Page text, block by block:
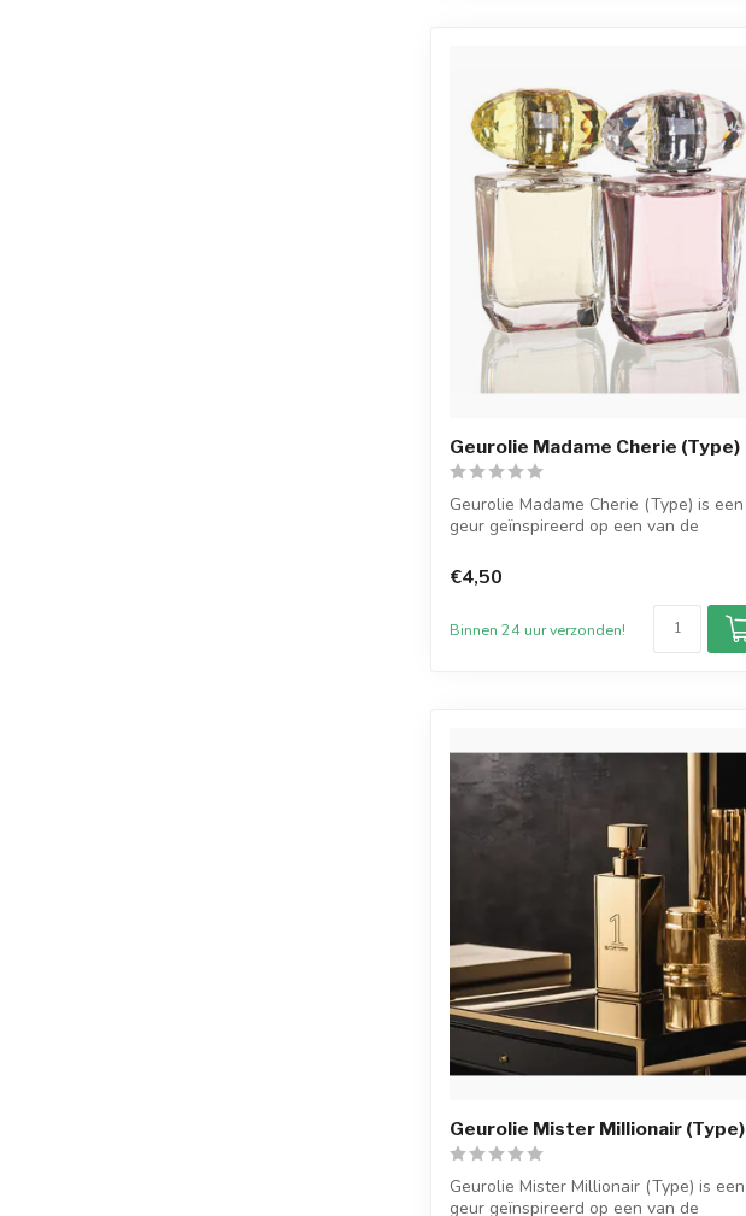
Geurolie Madame Cherie (Type)
Geurolie Madame Cherie (Type) is een
geur geïnspireerd op een van de
€4,50
Binnen 24 uur verzonden!
Geurolie Mister Millionair (Type)
Geurolie Mister Millionair (Type) is een
geur geïnspireerd op een van de